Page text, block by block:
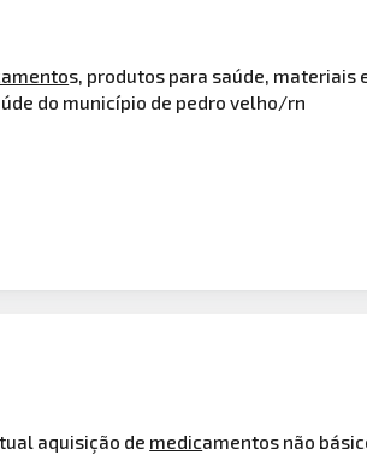
s, produtos para saúde, materiais
do município de pedro velho/rn
aquisição de medicamentos não